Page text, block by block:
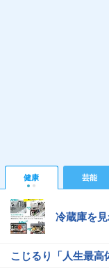
健康 芸能
冷蔵庫を
こじるり「人生最高